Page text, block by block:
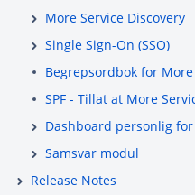
More Service Discovery
Single Sign-On (SSO)
Begrepsordbok for
SPF - Tillat at More
Dashboard personlig
Samsvar modul
Release Notes